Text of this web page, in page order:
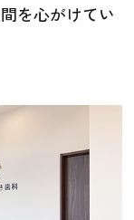
を心がけてい